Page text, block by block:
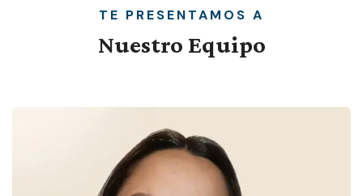
TE PRESENTAMOS A
Nuestro Equipo